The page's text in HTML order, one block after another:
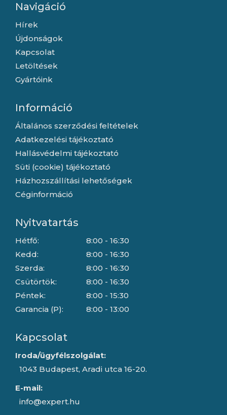
Navigáció
Hírek
Újdonságok
Kapcsolat
Letöltések
Gyártóink
Információ
Általános szerződési feltételek
Adatkezelési tájékoztató
Hallásvédelmi tájékoztató
Süti (cookie) tájékoztató
Házhozszállítási lehetőségek
Céginformáció
Nyitvatartás
Hétfő:
Kedd:
Szerda:
Csütörtök:
Péntek:
Garancia (P):
8:00 - 16:30
8:00 - 16:30
8:00 - 16:30
8:00 - 16:30
8:00 - 15:30
8:00 - 13:00
Kapcsolat
Iroda/ügyfélszolgálat:
1043 Budapest, Aradi utca 16-20.
E-mail:
info@expert.hu